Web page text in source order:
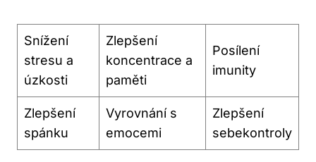
Snížení
stresu a
úzkosti
Zlepšení
koncentrace a
paměti
Posílení
imunity
Zlepšení
spánku
Vyrovnání s
emocemi
Zlepšení
sebekontroly